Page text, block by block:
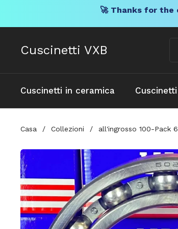
🚀 Thanks for the
Cuscinetti VXB
Cuscinetti in ceramica
Casa / Collezioni / all'ingrosso 100-Pack